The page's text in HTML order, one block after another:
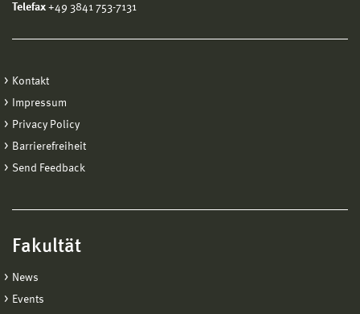
Studiengangsleiter Wirtschaftspsychologie,
Prof. Dr. rer. nat.
Telefax +49 3841 753-7131
Kontakt
Impressum
Privacy Policy
Barrierefreiheit
Send Feedback
Fakultät
News
Events